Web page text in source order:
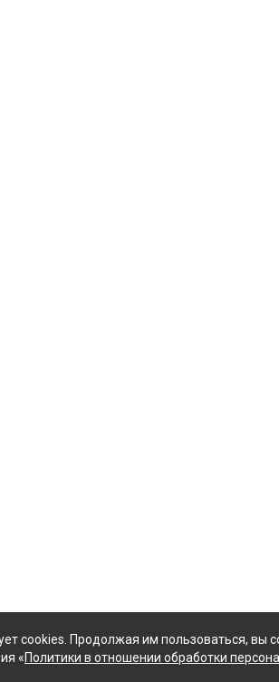
cookies. Продолжая им пользоваться, вы
«Политики в отношении обработки